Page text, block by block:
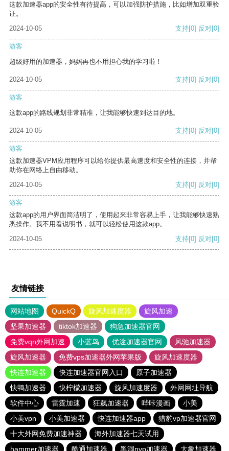
这款加速器app的安全性有待提高，可以加强防护措施，比如增加双重验
证。
2024-10-05
支持[0] 反对[0]
游客
超级好用的加速器，妈妈再也不用担心我的学习啦！
2024-10-05 支持[0] 反对[0]
游客
这款app的路线规划非常精准，让我能够快速到达目的地。
2024-10-05 支持[0] 反对[0]
游客
这款加速器VPM应用程序可以给你提供最高速度和安全性的连接，并帮
助你在网络上自由移动。
2024-10-05
支持[0] 反对[0]
游客
这款app的用户界面简洁明了，使用起来非常容易上手，让我能够快速熟
悉操作。我不用看说明书，就可以轻松使用这款app。
2024-10-05
支持[0] 反对[0]
友情链接
网站地图 QuickQ 旋风加速度器
旋风加速
坚果加速器
tiktok加速器
狗急加速器官网
免费vqn外网加速
小蓝鸟 优途加速器官网
风驰加速器
旋风加速器
免费vps加速器外网苹果版
旋风加速度器
快连加速器
快连加速器官网入口
原子加速器
快鸭加速器
快柠檬加速器 旋风加速度器
外网网址导航
软件中心
雷霆加速 狂飙加速器 哔咔漫画
小美
小美vpn
小美加速器 快连加速器app
猎豹vp加速器官网
十大外网免费加速神器
海外加速器七天试用
hammer加速器
酷通加速器 黑洞nvp加速器 大象加速器